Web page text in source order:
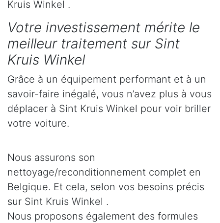
Kruis Winkel .
Votre investissement mérite le
meilleur traitement sur Sint
Kruis Winkel
Grâce à un équipement performant et à un
savoir-faire inégalé, vous n’avez plus à vous
déplacer à Sint Kruis Winkel pour voir briller
votre voiture.
Nous assurons son
nettoyage/reconditionnement complet en
Belgique. Et cela, selon vos besoins précis
sur Sint Kruis Winkel .
Nous proposons également des formules